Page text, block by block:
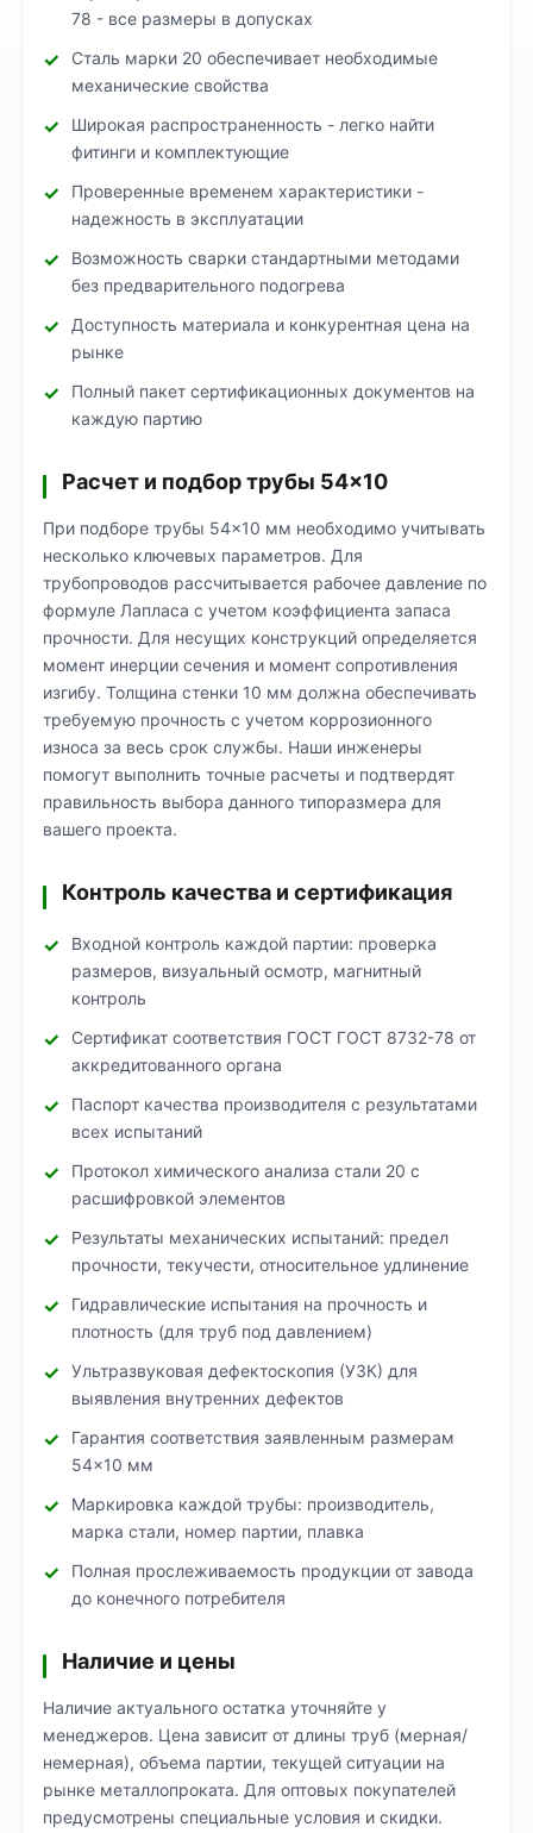
78 - все размеры в допусках
Сталь марки 20 обеспечивает необходимые
механические свойства
Широкая распространенность - легко найти
фитинги и комплектующие
Проверенные временем характеристики -
надежность в эксплуатации
Возможность сварки стандартными методами
без предварительного подогрева
Доступность материала и конкурентная цена на
рынке
Полный пакет сертификационных документов на
каждую партию
Расчет и подбор трубы 54×10
При подборе трубы 54×10 мм необходимо учитывать
несколько ключевых параметров. Для
трубопроводов рассчитывается рабочее давление по
формуле Лапласа с учетом коэффициента запаса
прочности. Для несущих конструкций определяется
момент инерции сечения и момент сопротивления
изгибу. Толщина стенки 10 мм должна обеспечивать
требуемую прочность с учетом коррозионного
износа за весь срок службы. Наши инженеры
помогут выполнить точные расчеты и подтвердят
правильность выбора данного типоразмера для
вашего проекта.
Контроль качества и сертификация
Входной контроль каждой партии: проверка
размеров, визуальный осмотр, магнитный
контроль
Сертификат соответствия ГОСТ ГОСТ 8732-78 от
аккредитованного органа
Паспорт качества производителя с результатами
всех испытаний
Протокол химического анализа стали 20 с
расшифровкой элементов
Результаты механических испытаний: предел
прочности, текучести, относительное удлинение
Гидравлические испытания на прочность и
плотность (для труб под давлением)
Ультразвуковая дефектоскопия (УЗК) для
выявления внутренних дефектов
Гарантия соответствия заявленным размерам
54×10 мм
Маркировка каждой трубы: производитель,
марка стали, номер партии, плавка
Полная прослеживаемость продукции от завода
до конечного потребителя
Наличие и цены
Наличие актуального остатка уточняйте у
менеджеров. Цена зависит от длины труб (мерная/
немерная), объема партии, текущей ситуации на
рынке металлопроката. Для оптовых покупателей
предусмотрены специальные условия и скидки.